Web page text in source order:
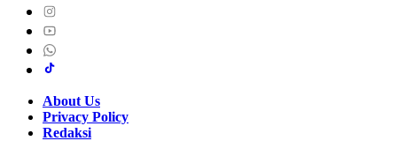
About Us
Privacy Policy
Redaksi